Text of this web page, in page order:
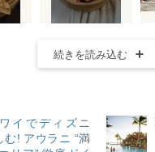
続きを読み込む
イでディズニ
む! アウラニ “満